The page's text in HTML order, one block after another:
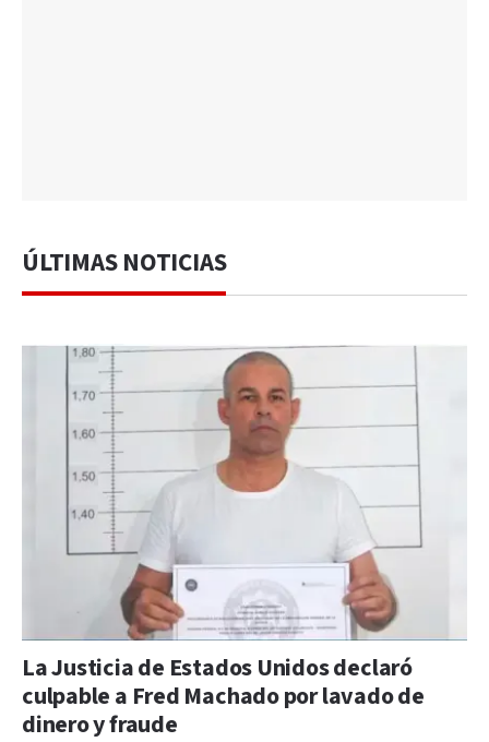
ÚLTIMAS NOTICIAS
La Justicia de Estados Unidos declaró
culpable a Fred Machado por lavado de
dinero y fraude